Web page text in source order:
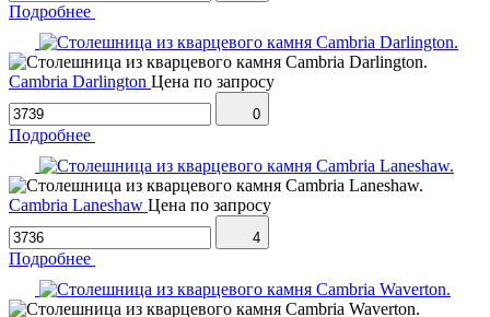
Подробнее
Cambria Darlington Цена по запросу
0
Подробнее
Cambria Laneshaw Цена по запросу
4
Подробнее